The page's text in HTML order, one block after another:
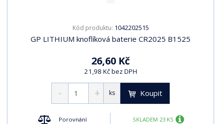
Kód produktu: 1042202515
GP LITHIUM knoflíková baterie CR2025 B1525
26,60 Kč
21,98 Kč bez DPH
ks Koupit
Porovnání SKLADEM 23 KS